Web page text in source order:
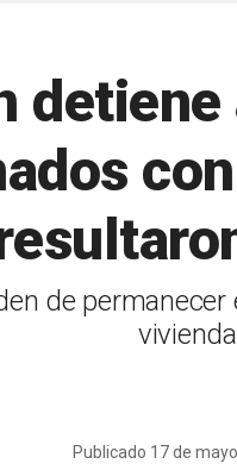
de
Publicado 17 de